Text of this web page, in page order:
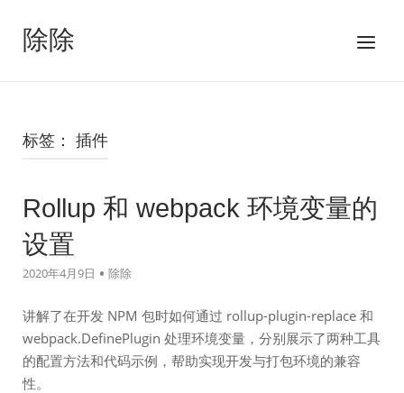
除除
菜
标签： 插件
Rollup 和 webpack 环境变量的
设置
2020年4月9日 除除
讲解了在开发 NPM 包时如何通过 rollup-plugin-replace 和
webpack.DefinePlugin 处理环境变量，分别展示了两种工具
的配置方法和代码示例，帮助实现开发与打包环境的兼容
性。